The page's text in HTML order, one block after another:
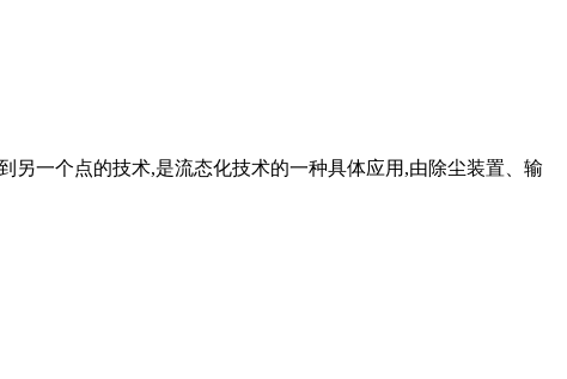
一个点的技术,是流态化技术的一种具体应用,由除尘装置、输